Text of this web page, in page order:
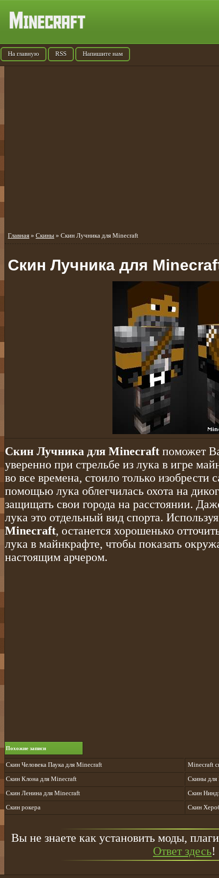
На главную RSS Напишите нам
Главная » Скины » Скин Лучника для Minecraft
Скин Лучника для
Скин Лучника для Minecraft поможет
уверенно при стрельбе из лука в игре
во все времена, стоило только
помощью лука облегчилась охота на
защищать свои города на расстоянии.
лука это отдельный вид спорта.
Minecraft, останется хорошенько
лука в майнкрафте, чтобы показать
настоящим арчером.
Похожие записи
Скин Человека Паука для Minecraft
Minecraft
Скин Клона для Minecraft
Скины для
Скин Ленина для Minecraft
Скин
Скин рокера
Cкин
Вы не знаете как установить моды,
Ответ здесь!